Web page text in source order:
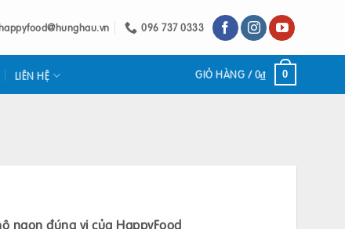
096 737 0333
LIÊN HỆ GIỎ HÀNG /0₫ 0
ngon đúng vị của HappyFood